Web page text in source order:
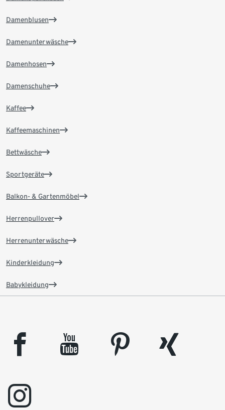
Damenblusen
Damenunterwäsche
Damenhosen
Damenschuhe
Kaffee
Kaffeemaschinen
Bettwäsche
Sportgeräte
Balkon- & Gartenmöbel
Herrenpullover
Herrenunterwäsche
Kinderkleidung
Babykleidung
facebook youtube pinterest
xing
instagram